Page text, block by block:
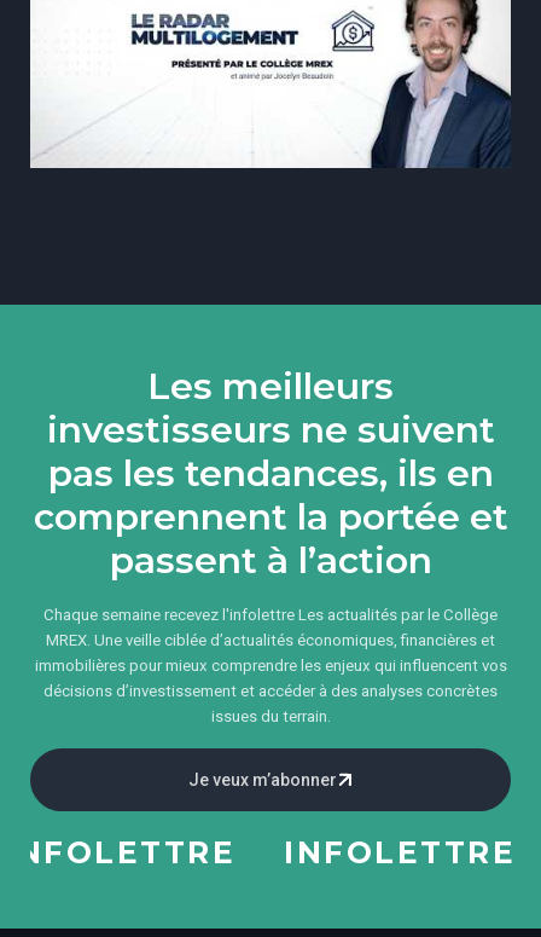
Les meilleurs
investisseurs ne suivent
pas les tendances, ils en
comprennent la portée et
passent à l’action
Chaque semaine recevez l'infolettre Les actualités par le Collège
MREX. Une veille ciblée d’actualités économiques, financières et
immobilières pour mieux comprendre les enjeux qui influencent vos
décisions d’investissement et accéder à des analyses concrètes
issues du terrain.
Je veux m’abonner
INFOLETTRE